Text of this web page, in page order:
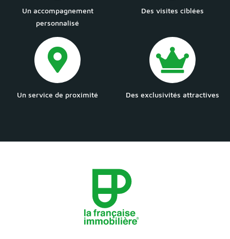
Un accompagnement
personnalisé
Des visites ciblées
Un service de proximité Des exclusivités attractives